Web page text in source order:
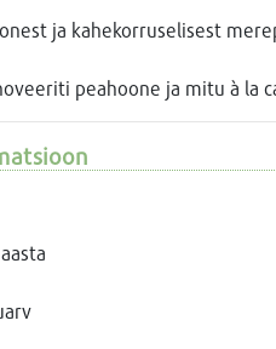
ja kahekorruselisest
peahoone ja mitu à la